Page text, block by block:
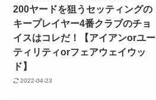
200ヤードを狙うセッティングの
キープレイヤー4番クラブのチョ
イスはコレだ！【アイアンorユー
ティリティorフェアウェイウッ
ド】
2022-04-23